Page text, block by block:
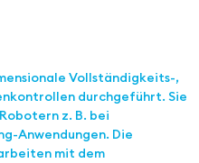
Vollständigkeits-,
durchgeführt. Sie
z. B. bei
Anwendungen. Die
mit dem